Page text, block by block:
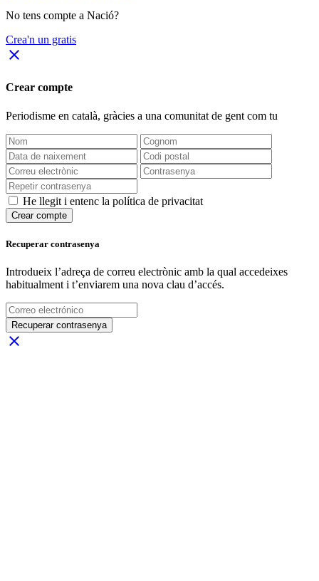
No tens compte a Nació?
Crea'n un gratis
close
Crear compte
Periodisme en català, gràcies a una comunitat de gent com tu
He llegit i entenc la política de privacitat
Crear compte
Recuperar contrasenya
Introdueix l’adreça de correu electrònic amb la qual accedeixes
habitualment i t’enviarem una nova clau d’accés.
Recuperar contrasenya
close